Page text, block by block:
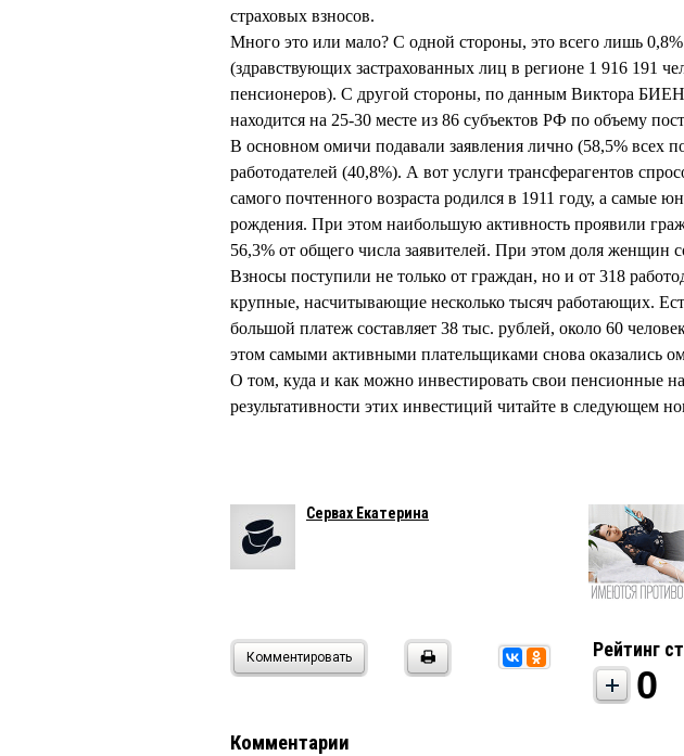
страховых взносов.
Много это или мало? С одной стороны, это всего лишь
(здравствующих застрахованных лиц в регионе 1 916 191
пенсионеров). С другой стороны, по данным Виктора
находится на 25-30 месте из 86 субъектов РФ по объему
В основном омичи подавали заявления лично (58,5% всех
работодателей (40,8%). А вот услуги трансферагентов
самого почтенного возраста родился в 1911 году, а самые
рождения. При этом наибольшую активность проявили
56,3% от общего числа заявителей. При этом доля женщин
Взносы поступили не только от граждан, но и от 318
крупные, насчитывающие несколько тысяч работающих.
большой платеж составляет 38 тыс. рублей, около 60
этом самыми активными плательщиками снова оказались
О том, куда и как можно инвестировать свои пенсионные
результативности этих инвестиций читайте в следующем
Сервах Екатерина
Комментировать Рейтинг
0
Комментарии